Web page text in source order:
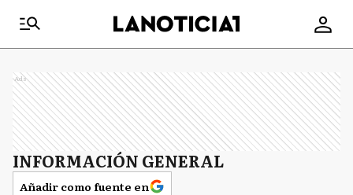
Ads
INFORMACIÓN GENERAL
Añadir como fuente en